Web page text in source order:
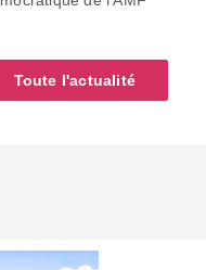
Toute l'actualité